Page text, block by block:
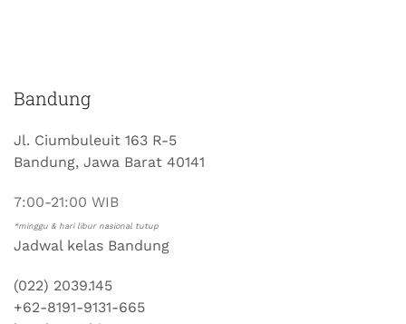
Bandung
Jl. Ciumbuleuit 163 R-5
Bandung, Jawa Barat 40141
7:00-21:00 WIB
*minggu & hari libur nasional tutup
Jadwal kelas Bandung
(022) 2039.145
+62-8191-9131-665